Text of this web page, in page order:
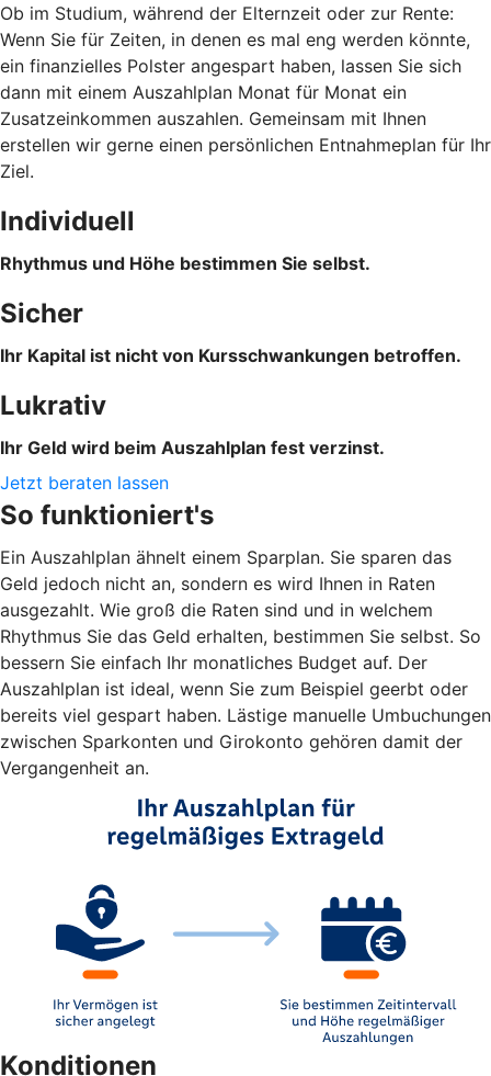
Ob im Studium, während der Elternzeit oder zur Rente:
Wenn Sie für Zeiten, in denen es mal eng werden könnte,
ein finanzielles Polster angespart haben, lassen Sie sich
dann mit einem Auszahlplan Monat für Monat ein
Zusatzeinkommen auszahlen. Gemeinsam mit Ihnen
erstellen wir gerne einen persönlichen Entnahmeplan für Ihr
Ziel.
Individuell
Rhythmus und Höhe bestimmen Sie selbst.
Sicher
Ihr Kapital ist nicht von Kursschwankungen betroffen.
Lukrativ
Ihr Geld wird beim Auszahlplan fest verzinst.
Jetzt beraten lassen
So funktioniert's
Ein Auszahlplan ähnelt einem Sparplan. Sie sparen das
Geld jedoch nicht an, sondern es wird Ihnen in Raten
ausgezahlt. Wie groß die Raten sind und in welchem
Rhythmus Sie das Geld erhalten, bestimmen Sie selbst. So
bessern Sie einfach Ihr monatliches Budget auf. Der
Auszahlplan ist ideal, wenn Sie zum Beispiel geerbt oder
bereits viel gespart haben. Lästige manuelle Umbuchungen
zwischen Sparkonten und Girokonto gehören damit der
Vergangenheit an.
Konditionen